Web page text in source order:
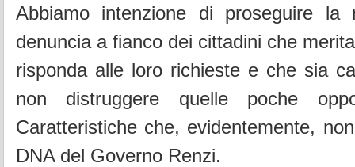
Abbiamo intenzione di proseguire la
denuncia a fianco dei cittadini che
risponda alle loro richieste e che sia
non distruggere quelle poche
Caratteristiche che, evidentemente,
DNA del Governo Renzi.